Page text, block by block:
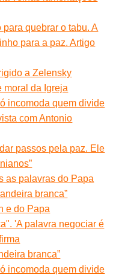
quebrar o tabu. A
para a paz. Artigo
a Zelensky
moral da Igreja
incomoda quem divide
com Antonio
passos pela paz. Ele
as palavras do Papa
branca”
e do Papa
'A palavra negociar é
branca”
incomoda quem divide